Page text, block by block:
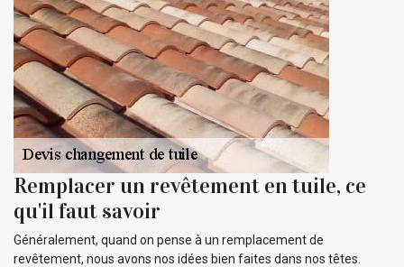
Remplacer un revêtement en tuile, ce
qu'il faut savoir
Généralement, quand on pense à un remplacement de
revêtement, nous avons nos idées bien faites dans nos têtes.